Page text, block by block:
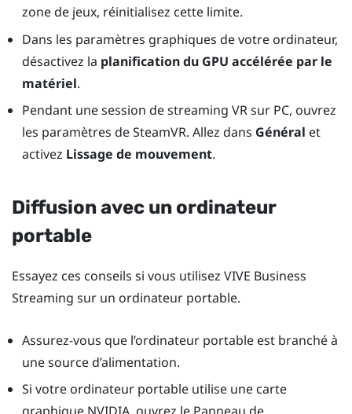
zone de jeux, réinitialisez cette limite.
Dans les paramètres graphiques de votre ordinateur,
désactivez la planification du GPU accélérée par le
matériel.
Pendant une session de streaming VR sur PC, ouvrez
les paramètres de SteamVR. Allez dans Général et
activez Lissage de mouvement.
Diffusion avec un ordinateur
portable
Essayez ces conseils si vous utilisez VIVE Business
Streaming sur un ordinateur portable.
Assurez-vous que l’ordinateur portable est branché à
une source d’alimentation.
Si votre ordinateur portable utilise une carte